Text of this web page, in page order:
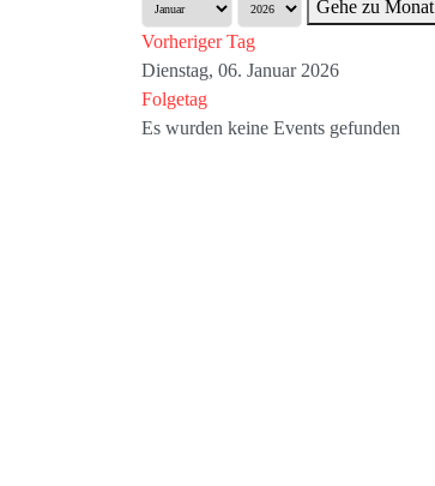
Gehe zu Monat
Vorheriger Tag
Dienstag, 06. Januar 2026
Folgetag
Es wurden keine Events gefunden